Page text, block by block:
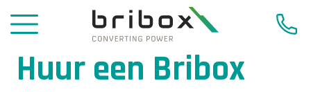
Huur een Bribox